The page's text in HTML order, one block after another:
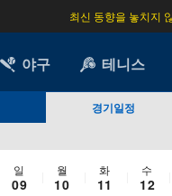
최신 동향을 놓치지
야구 테니스
경기일정
일
09
월
10
화
11
수
12